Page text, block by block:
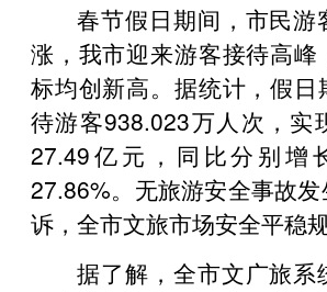
春节假日期间，市民游
涨，我市迎来游客接待高峰
标均创新高。据统计，假日
待游客938.023万人次，实
27.49亿元，同比分别增
27.86%。无旅游安全事故
诉，全市文旅市场安全平稳规
据了解，全市文广旅系